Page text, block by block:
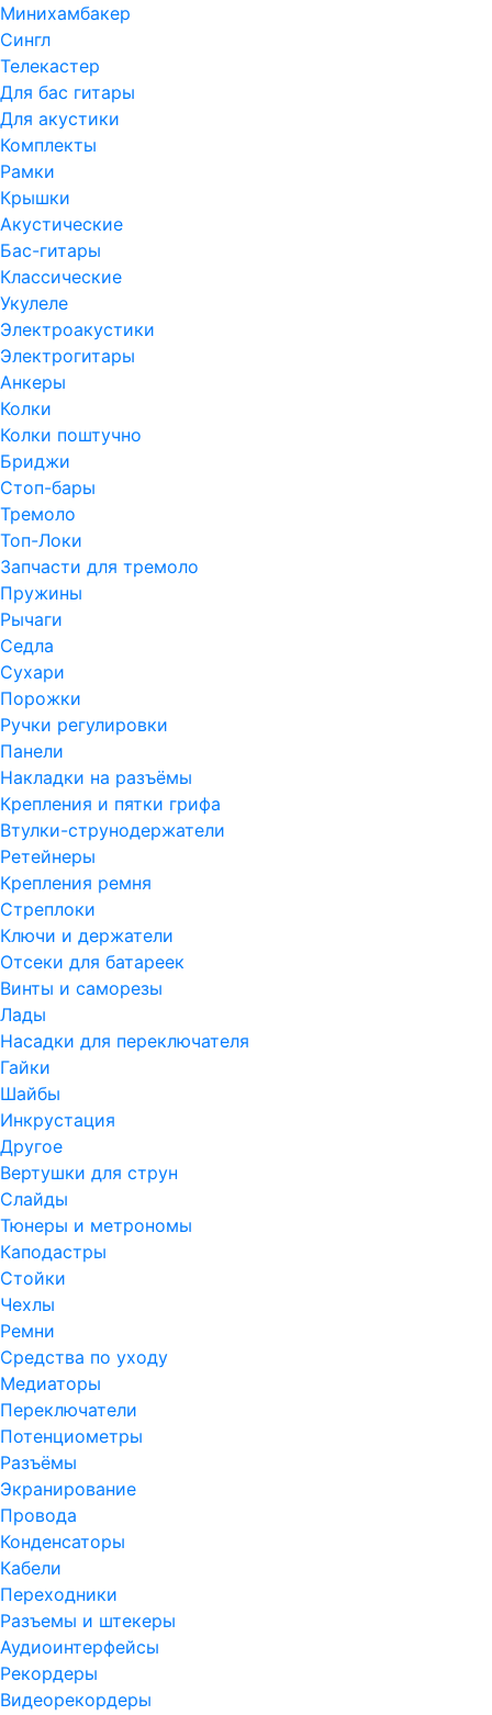
Минихамбакер
Сингл
Телекастер
Для бас гитары
Для акустики
Комплекты
Рамки
Крышки
Акустические
Бас-гитары
Классические
Укулеле
Электроакустики
Электрогитары
Анкеры
Колки
Колки поштучно
Бриджи
Стоп-бары
Тремоло
Топ-Локи
Запчасти для тремоло
Пружины
Рычаги
Седла
Сухари
Порожки
Ручки регулировки
Панели
Накладки на разъёмы
Крепления и пятки грифа
Втулки-струнодержатели
Ретейнеры
Крепления ремня
Стреплоки
Ключи и держатели
Отсеки для батареек
Винты и саморезы
Лады
Насадки для переключателя
Гайки
Шайбы
Инкрустация
Другое
Вертушки для струн
Слайды
Тюнеры и метрономы
Каподастры
Стойки
Чехлы
Ремни
Средства по уходу
Медиаторы
Переключатели
Потенциометры
Разъёмы
Экранирование
Провода
Конденсаторы
Кабели
Переходники
Разъемы и штекеры
Аудиоинтерфейсы
Рекордеры
Видеорекордеры